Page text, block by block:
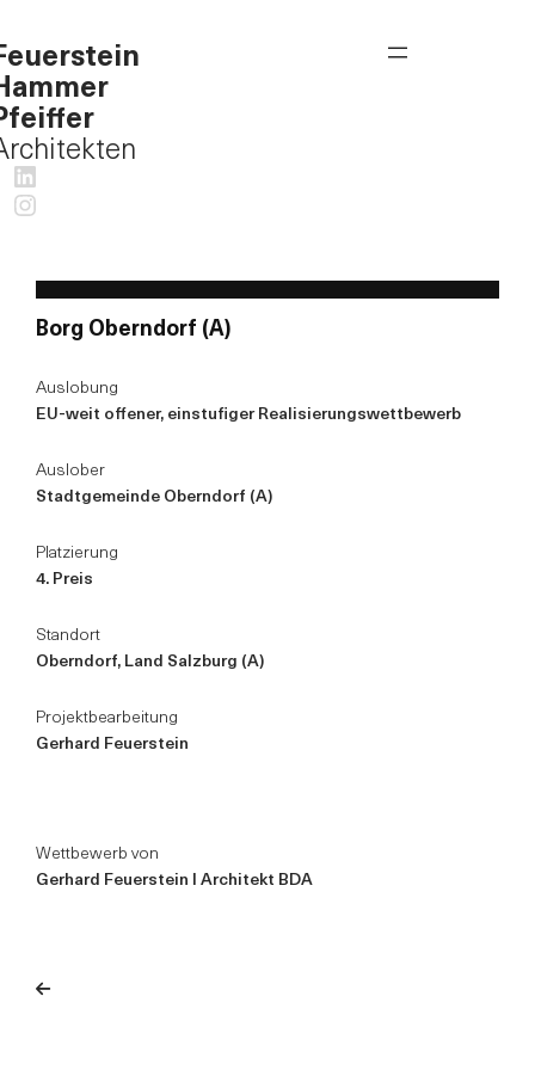
LinkedIn
Instagram
Borg Oberndorf (A)
Auslobung
EU-weit offener, einstufiger Realisierungswettbewerb
Auslober
Stadtgemeinde Oberndorf (A)
Platzierung
4. Preis
Standort
Oberndorf, Land Salzburg (A)
Projektbearbeitung
Gerhard Feuerstein
Wettbewerb von
Gerhard Feuerstein I Architekt BDA